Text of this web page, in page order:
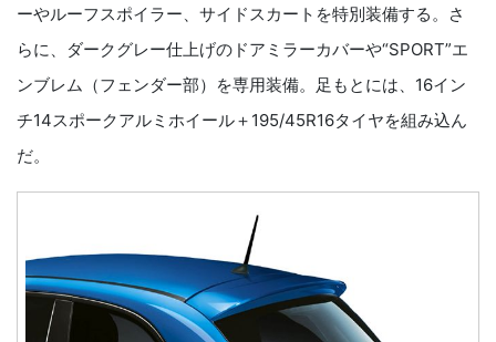
ーやルーフスポイラー、サイドスカートを特別装備する。さ
らに、ダークグレー仕上げのドアミラーカバーや“SPORT”エ
ンブレム（フェンダー部）を専用装備。足もとには、16イン
チ14スポークアルミホイール＋195/45R16タイヤを組み込ん
だ。